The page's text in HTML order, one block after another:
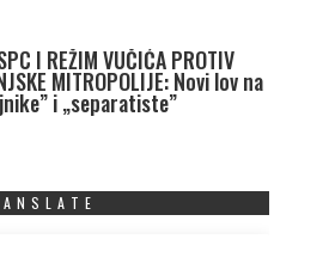
I REŽIM VUČIĆA PROTIV
MITROPOLIJE: Novi lov na
i „separatiste”